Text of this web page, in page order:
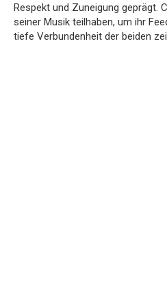
Respekt und Zuneigung geprägt.
seiner Musik teilhaben, um ihr
tiefe Verbundenheit der beiden